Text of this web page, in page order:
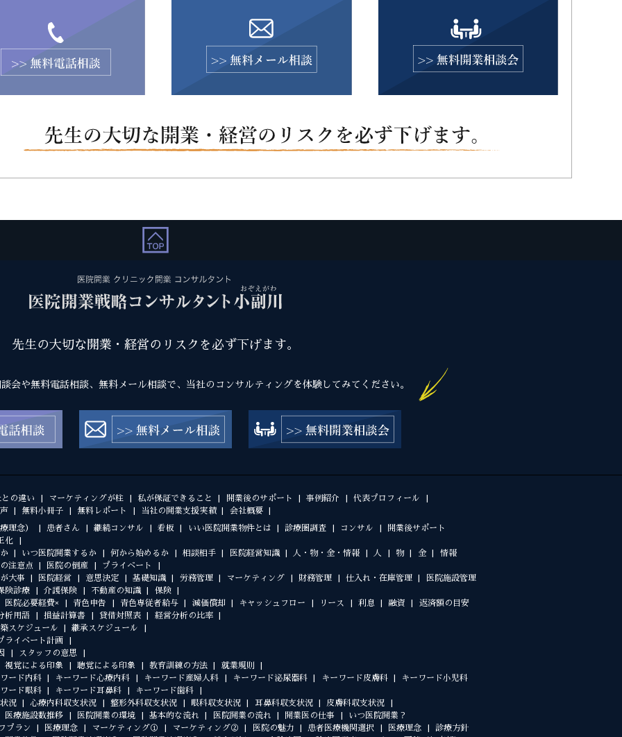
先生の大切な開業・経営のリスクを必ず下げます。
会や無料電話相談、無料メール相談で、当社のコンサルティングを体験してみてください。
の違い マーケティングが柱 私が保証できること 開業後のサポート 事例紹介
代表プロフィール
無料小冊子 無料レポート 当社の開業支援実績 会社概要
理念） 患者さん 継続コンサル 看板 いい医院開業物件とは 診療圏調査 コンサル
開業後サポート
化
いつ医院開業するか 何から始めるか 相談相手 医院経営知識 人・物・金・情報 人 物 金
情報
注意点
医院の倒産
プライベート
大事
医院経営 意思決定 基礎知識 労務管理 マーケティング 財務管理 仕入れ・在庫管理
医院施設管理
険診療
介護保険 不動産の知識
保険
医院必要経費×
青色申告 青色専従者給与 減価償却 キャッシュフロー リース 利息 融資
返済額の目安
析用語
損益計算書 貸借対照表
経営分析の比率
スケジュール
継承スケジュール
ライベート計画
スタッフの意思
視覚による印象
聴覚による印象 教育訓練の方法
就業規則
ード内科
キーワード心療内科 キーワード産婦人科 キーワード泌尿器科 キーワード皮膚科
キーワード小児科
ード眼科
キーワード耳鼻科
キーワード歯科
況
心療内科収支状況 整形外科収支状況 眼科収支状況 耳鼻科収支状況
皮膚科収支状況
医療施設数推移
医院開業の環境 基本的な流れ 医院開業の流れ 開業医の仕事
いつ医院開業？
プラン
医療理念 マーケティング① マーケティング② 医院の魅力 患者医療機関選択 医療理念
診療方針